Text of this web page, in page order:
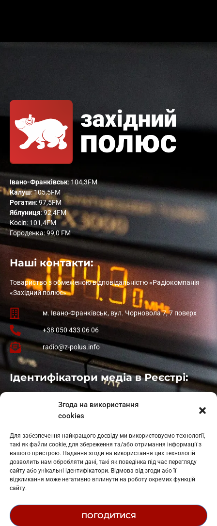
Згода на використання
cookies
Для забезпечення найкращого досвіду ми використовуємо технології,
такі як файли cookie, для збереження та/або отримання інформації з
вашого пристрою. Надання згоди на використання цих технологій
дозволить нам обробляти дані, такі як поведінка під час перегляду
сайту або унікальні ідентифікатори. Відмова від згоди або її
відкликання може негативно вплинути на роботу окремих функцій
сайту.
ПОГОДИТИСЯ
Івано-Франківськ: 104,3FM
Калуш: 105,5FM
Рогатин: 97,5FM
Яблуниця: 92,4FM
Косів: 101,4FM
Городенка: 99,0 FM
Наші контакти:
Товариство з обмеженою відповідальністю «Радіокомпанія
«Західний полюс»
м. Івано-Франківськ, вул. Чорновола 7, 7 поверх
+38 050 433 06 06
radio@z-polus.info
Ідентифікатори медіа в Реєстрі:
: L11-01410
: L11-01801
Косів: L11-01805
Гарасимів: L11-02274